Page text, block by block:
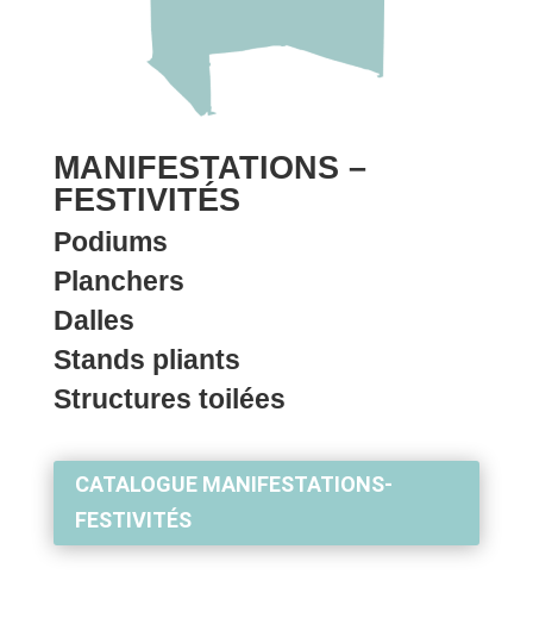
MANIFESTATIONS –
FESTIVITÉS
Podiums
Planchers
Dalles
Stands pliants
Structures toilées
CATALOGUE MANIFESTATIONS-
FESTIVITÉS